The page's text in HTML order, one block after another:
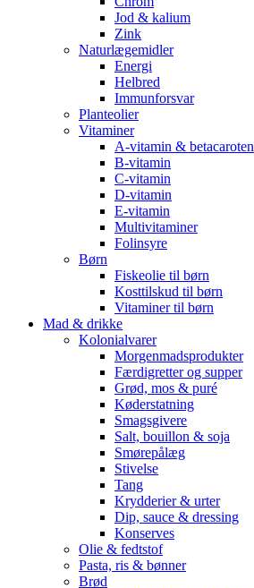
Jod & kalium
Zink
Naturlægemidler
Energi
Helbred
Immunforsvar
Planteolier
Vitaminer
A-vitamin & betacaroten
B-vitamin
C-vitamin
D-vitamin
E-vitamin
Multivitaminer
Folinsyre
Børn
Fiskeolie til børn
Kosttilskud til børn
Vitaminer til børn
Mad & drikke
Kolonialvarer
Morgenmadsprodukter
Færdigretter og supper
Grød, mos & puré
Køderstatning
Smagsgivere
Salt, bouillon & soja
Smørepålæg
Stivelse
Tang
Krydderier & urter
Dip, sauce & dressing
Konserves
Olie & fedtstof
Pasta, ris & bønner
Brød